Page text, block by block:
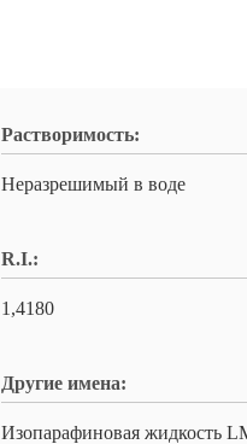
Растворимость:
Неразрешимый в воде
R.I.:
1,4180
Другие имена:
Изопарафиновая жидкость